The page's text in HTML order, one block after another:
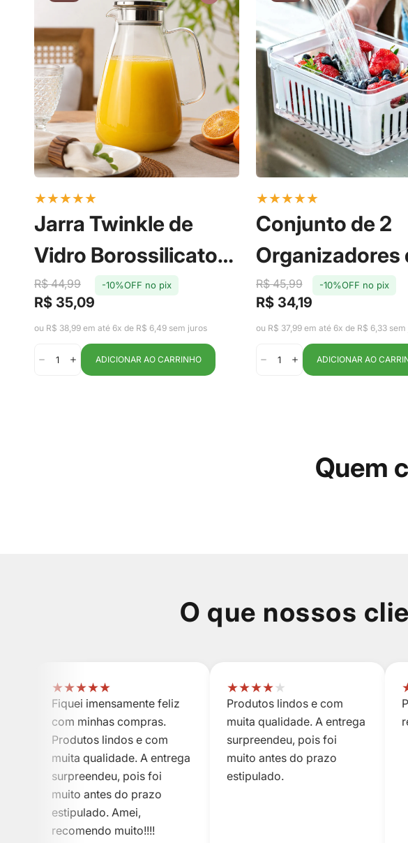
★★★★★
Jarra Twinkle de
Vidro Borossilicato
com Tampa em Aço
Inox 2,2L -
Fracalanza
Preço
de
R$ 35,09
Preço
regular
R$ 44,99 -10%OFF no pix
ou R$ 38,99 em até 6x de R$ 6,49 sem juros
ADICIONAR AO CARRINHO
★★★★★
Conjunto de 2
Organizadores
Geladeira com
Clear Fresh
Preço
de
R$ 34,19
Preço
regular
R$ 45,99 -10%OFF no pix
ou R$ 37,99 em até 6x de R$ 6,33
ADICIONAR AO
Quem
O que nossos
★★★★★
Fiquei imensamente feliz
com minhas compras.
Produtos lindos e com
muita qualidade. A entrega
surpreendeu, pois foi
muito antes do prazo
estipulado. Amei,
recomendo muito!!!!
★★★★★
Produtos lindos e com
muita qualidade. A entrega
surpreendeu, pois foi
muito antes do prazo
estipulado.